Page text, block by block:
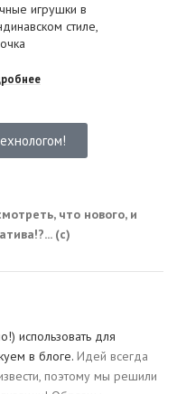
игрушки в
стиле,
что нового, и
(с)
использовать для
в блоге. Идей всегда
поэтому мы решили